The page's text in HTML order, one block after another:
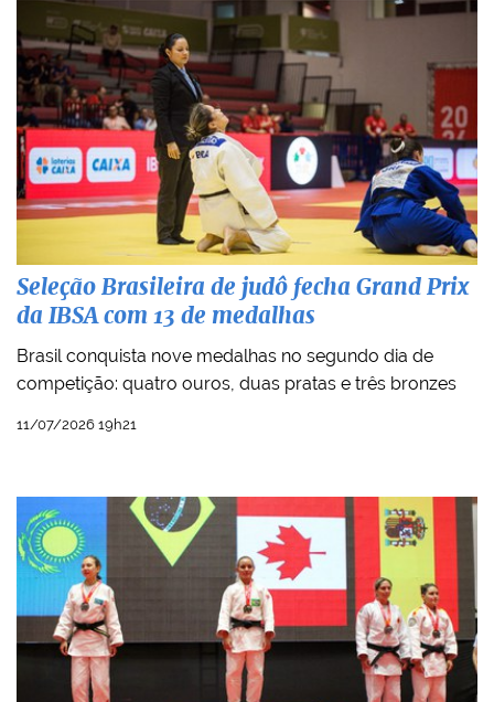
Seleção Brasileira de judô fecha Grand Prix
da IBSA com 13 de medalhas
Brasil conquista nove medalhas no segundo dia de
competição: quatro ouros, duas pratas e três bronzes
11/07/2026 19h21